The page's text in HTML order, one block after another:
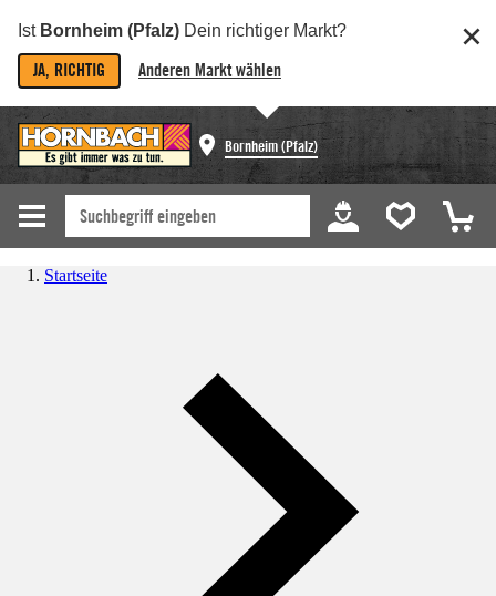
Ist Bornheim (Pfalz) Dein richtiger Markt?
JA, RICHTIG Anderen Markt wählen
Bornheim (Pfalz)
Startseite